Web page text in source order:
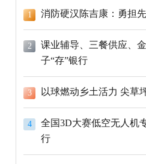
1 消防硬汉陈吉康：勇担
2
课业辅导、三餐供应、
子“存”银行
3 以球燃动乡土活力 尖草
4
全国3D大赛低空无人机
行